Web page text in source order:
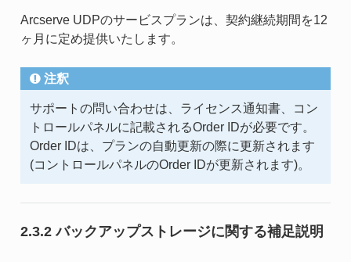
Arcserve UDPのサービスプランは、契約継続期間を12
ヶ月に定め提供いたします。
注釈
サポートの問い合わせは、ライセンス通知書、コン
トロールパネルに記載されるOrder IDが必要です。
Order IDは、プランの自動更新の際に更新されます
(コントロールパネルのOrder IDが更新されます)。
2.3.2 バックアップストレージに関する補足説明